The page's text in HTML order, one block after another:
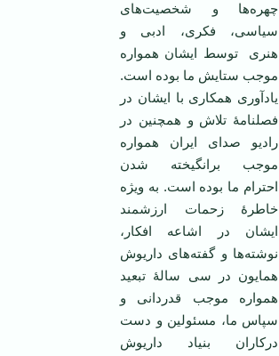
چهره‌ها و شخصیت‌های
سیاسی، فکری، ادبی و
هنری توسط ایشان همواره
موجب ستایش ما بوده است.
یادآوری همکاری با ایشان در
فصلنامۀ تلاش و همچنین در
رادیو صدای ایران همواره
موجب برانگیخته شدن
احترام ما بوده است. به ویژه
خاطرۀ زحمات ارزشمند
ایشان در اشاعه افکار،
نوشته‌ها و گفته‌های داریوش
همایون در سی سالۀ تبعید
همواره موجب قدردانی و
سپاس ما، مسئولین و دست
درکاران بنیاد داریوش